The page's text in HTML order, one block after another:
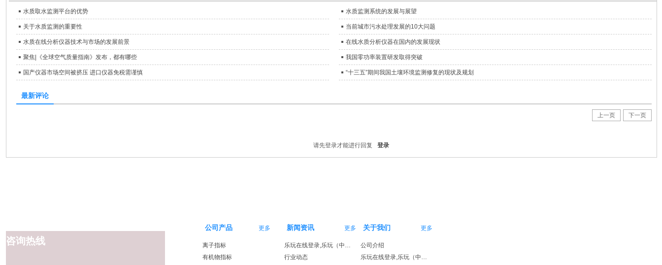
水质取水监测平台的优势 水质监测系统的发展与展望
关于水质监测的重要性 当前城市污水处理发展的10大问题
水质在线分析仪器技术与市场的发展前景 在线水质分析仪器在国内的发展现状
聚焦|《全球空气质量指南》发布，都有哪些 我国零功率装置研发取得突破
国产仪器市场空间被挤压 进口仪器免税需谨慎 “十三五”期间我国土壤环境监测修复的现状及规划
最新评论
上一页 下一页
请先登录才能进行回复 登录
咨询热线
新闻资讯 更多
乐玩在线登录,乐玩（中国）
行业动态
公司产品 更多
离子指标
有机物指标
关于我们 更多
公司介绍
乐玩在线登录,乐玩（中国）